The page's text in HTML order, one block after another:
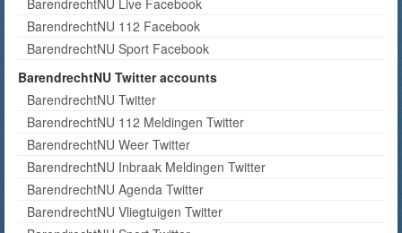
BarendrechtNU Live Facebook
BarendrechtNU 112 Facebook
BarendrechtNU Sport Facebook
BarendrechtNU Twitter accounts
BarendrechtNU Twitter
BarendrechtNU 112 Meldingen Twitter
BarendrechtNU Weer Twitter
BarendrechtNU Inbraak Meldingen Twitter
BarendrechtNU Agenda Twitter
BarendrechtNU Vliegtuigen Twitter